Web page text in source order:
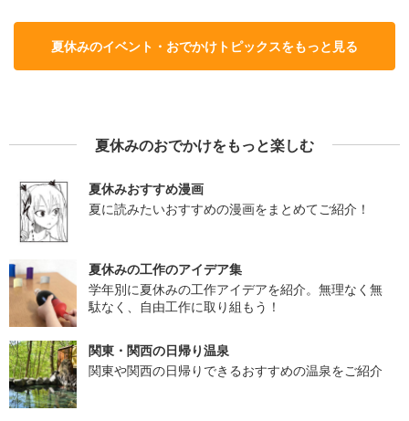
夏休みのイベント・おでかけトピックスをもっと見る
夏休みのおでかけをもっと楽しむ
夏休みおすすめ漫画
夏に読みたいおすすめの漫画をまとめてご紹介！
夏休みの工作のアイデア集
学年別に夏休みの工作アイデアを紹介。無理なく無
駄なく、自由工作に取り組もう！
関東・関西の日帰り温泉
関東や関西の日帰りできるおすすめの温泉をご紹介